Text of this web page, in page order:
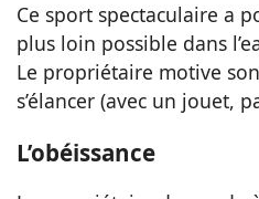
Ce sport spectaculaire a
plus loin possible dans
Le propriétaire motive
s’élancer (avec un jouet,
L’obéissance